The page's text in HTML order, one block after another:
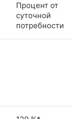
Процент от
суточной
потребности